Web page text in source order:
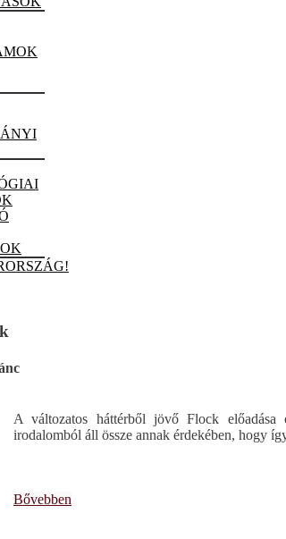
A változatos háttérből jövő Flock előadása
irodalomból áll össze annak érdekében, hogy
Bővebben